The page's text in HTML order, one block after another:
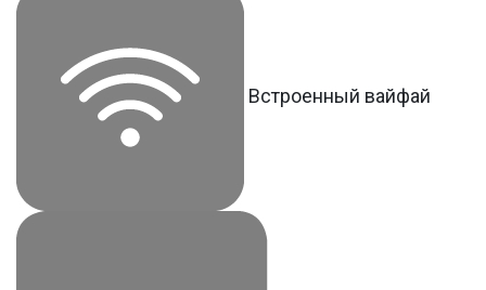
Встроенный вайфай